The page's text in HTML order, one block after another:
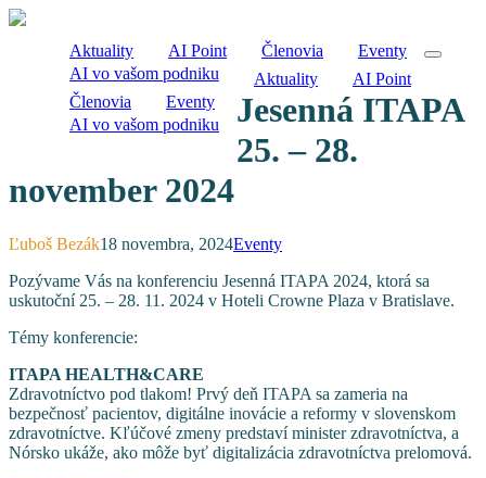
Aktuality AI Point Členovia
Eventy
AI vo vašom podniku
Aktuality
AI Point
Členovia
Eventy
AI vo vašom podniku
Jesenná ITAPA
25. – 28.
november 2024
Ľuboš Bezák18 novembra, 2024Eventy
Pozývame Vás na konferenciu Jesenná ITAPA 2024, ktorá sa
uskutoční 25. – 28. 11. 2024 v Hoteli Crowne Plaza v Bratislave.
Témy konferencie:
ITAPA HEALTH&CARE
Zdravotníctvo pod tlakom! Prvý deň ITAPA sa zameria na
bezpečnosť pacientov, digitálne inovácie a reformy v slovenskom
zdravotníctve. Kľúčové zmeny predstaví minister zdravotníctva, a
Nórsko ukáže, ako môže byť digitalizácia zdravotníctva prelomová.